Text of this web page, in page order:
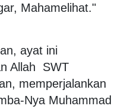
Mahamelihat."
ayat ini
Allah SWT
memperjalankan
Nya Muhammad